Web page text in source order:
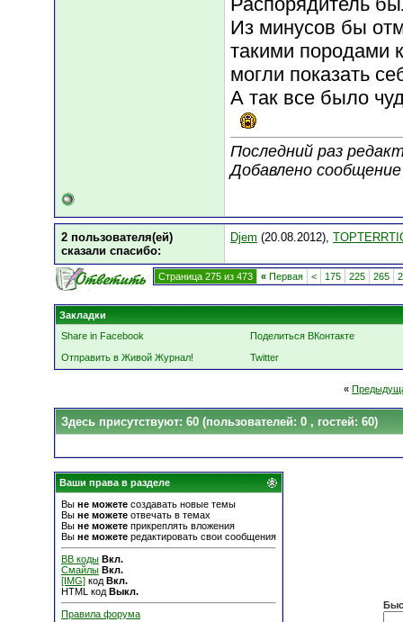
Из минусов бы
такими породами
могли показать
А так все было
Последний раз
Добавлено сообщение
2 пользователя(ей)
сказали cпасибо:
Djem (20.08.2012),
Страница 275 из 473 « Первая < 175 225 265
Закладки
Share in Facebook
Поделиться ВКонтакте
Отправить в Живой Журнал!
Twitter
«
Здесь присутствуют: 60 (пользователей: 0 , гостей: 60)
Ваши права в разделе
Вы не можете создавать новые темы
Вы не можете отвечать в темах
Вы не можете прикреплять вложения
Вы не можете редактировать свои сообщения
BB коды Вкл.
Смайлы Вкл.
[IMG] код Вкл.
HTML код Выкл.
Правила форума